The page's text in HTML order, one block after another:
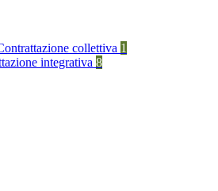
collettiva 1
integrativa 8